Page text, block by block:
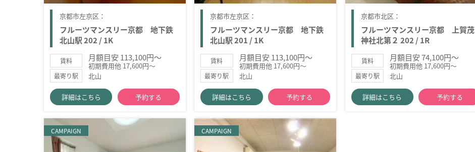
京都市左京区：
フルーツマンスリー京都 地下鉄
北山駅 202 / 1K
賃料 月額目安 113,100円～
初期費用他 17,600円～
最寄り駅 北山
詳細はこちら 予約する
京都市左京区：
フルーツマンスリー京都 地下鉄
北山駅 201 / 1K
賃料 月額目安 113,100円～
初期費用他 17,600円～
最寄り駅 北山
詳細はこちら 予約する
京都市北区：
フルーツマンスリー京都 上賀茂
神社北第２ 202 / 1R
賃料 月額目安 74,100円～
初期費用他 17,600円～
最寄り駅 北山
詳細はこちら 予約する
CAMPAIGN CAMPAIGN